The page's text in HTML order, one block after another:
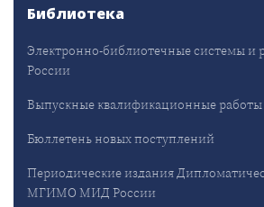
Библиотека
Электронно-библиотечные системы и
России
Выпускные квалификационные работы
Бюллетень новых поступлений
Периодические издания
МГИМО МИД России